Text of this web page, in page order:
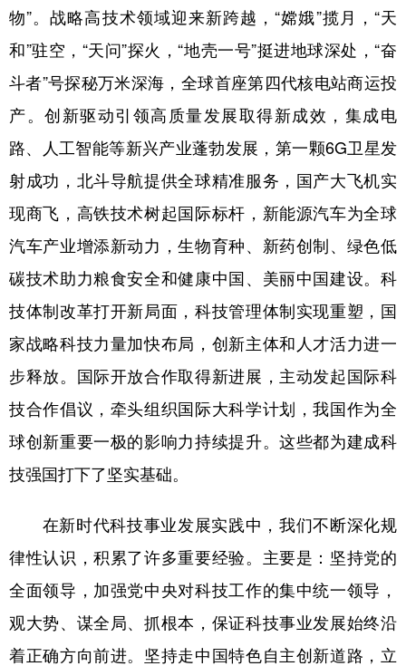
物”。战略高技术领域迎来新跨越，“嫦娥”揽月，“天
和”驻空，“天问”探火，“地壳一号”挺进地球深处，“奋
斗者”号探秘万米深海，全球首座第四代核电站商运投
产。创新驱动引领高质量发展取得新成效，集成电
路、人工智能等新兴产业蓬勃发展，第一颗6G卫星发
射成功，北斗导航提供全球精准服务，国产大飞机实
现商飞，高铁技术树起国际标杆，新能源汽车为全球
汽车产业增添新动力，生物育种、新药创制、绿色低
碳技术助力粮食安全和健康中国、美丽中国建设。科
技体制改革打开新局面，科技管理体制实现重塑，国
家战略科技力量加快布局，创新主体和人才活力进一
步释放。国际开放合作取得新进展，主动发起国际科
技合作倡议，牵头组织国际大科学计划，我国作为全
球创新重要一极的影响力持续提升。这些都为建成科
技强国打下了坚实基础。
在新时代科技事业发展实践中，我们不断深化规
律性认识，积累了许多重要经验。主要是：坚持党的
全面领导，加强党中央对科技工作的集中统一领导，
观大势、谋全局、抓根本，保证科技事业发展始终沿
着正确方向前进。坚持走中国特色自主创新道路，立